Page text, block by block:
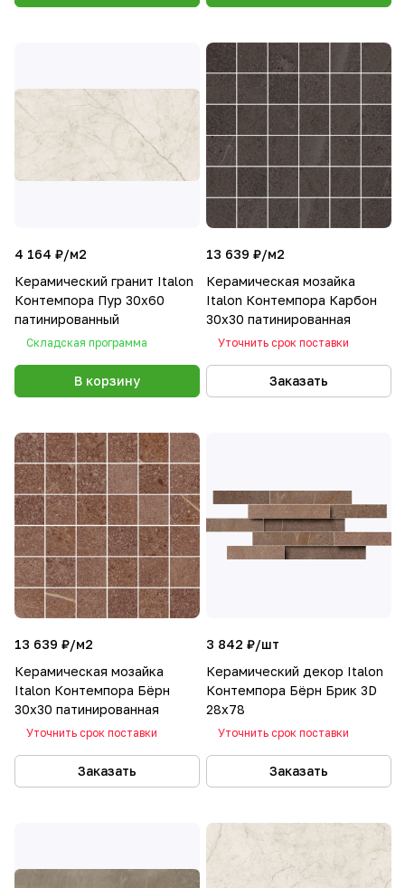
4 164 ₽/м2
Керамический гранит Italon
Контемпора Пур 30х60
патинированный
Складская программа
В корзину
13 639 ₽/м2
Керамическая мозайка
Italon Контемпора Карбон
30x30 патинированная
Уточнить срок поставки
Заказать
13 639 ₽/м2
Керамическая мозайка
Italon Контемпора Бёрн
30x30 патинированная
Уточнить срок поставки
Заказать
3 842 ₽/шт
Керамический декор Italon
Контемпора Бёрн Брик 3D
28x78
Уточнить срок поставки
Заказать